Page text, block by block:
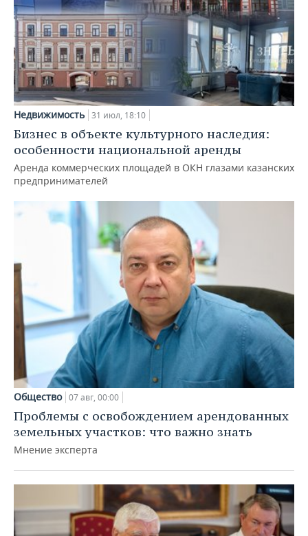
Недвижимость 31 июл, 18:10
Бизнес в объекте культурного наследия:
особенности национальной аренды
Аренда коммерческих площадей в ОКН глазами казанских
предпринимателей
Общество 07 авг, 00:00
Проблемы с освобождением арендованных
земельных участков: что важно знать
Мнение эксперта